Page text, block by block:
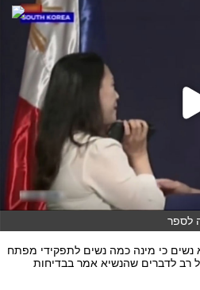
לספר
נשים כי מינה כמה נשים לתפקידי מפתח
רב לדברים שהנשיא אמר בבדיחות